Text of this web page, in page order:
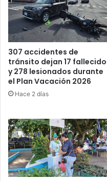
307 accidentes de
tránsito dejan 17
y 278 lesionados durante
el Plan Vacación 2026
Hace 2 días